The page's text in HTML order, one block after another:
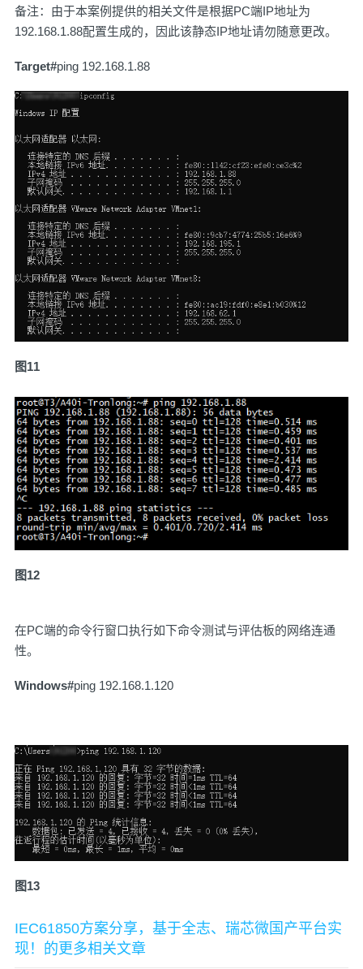
备注：由于本案例提供的相关文件是根据PC端IP地址为
192.168.1.88配置生成的，因此该静态IP地址请勿随意更改。
Target#ping 192.168.1.88
图11
图12
在PC端的命令行窗口执行如下命令测试与评估板的网络连通
性。
Windows#ping 192.168.1.120
图13
IEC61850方案分享，基于全志、瑞芯微国产平台实
现！的更多相关文章